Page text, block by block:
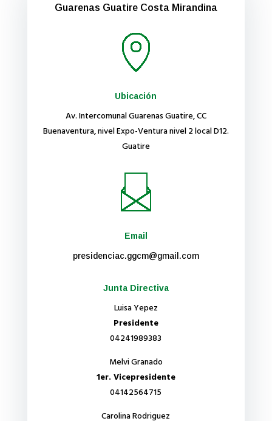
Guarenas Guatire Costa Mirandina
Ubicación
Av. Intercomunal Guarenas Guatire, CC
Buenaventura, nivel Expo-Ventura nivel 2 local D12.
Guatire
Email
presidenciac.ggcm@gmail.com
Junta Directiva
Luisa Yepez
Presidente
04241989383
Melvi Granado
1er. Vicepresidente
04142564715
Carolina Rodriguez